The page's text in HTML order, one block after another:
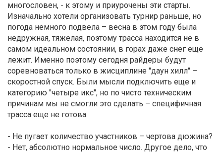
многословен, - к этому и приурочены эти старты.
Изначально хотели организовать турнир раньше, но
погода немного подвела – весна в этом году была
недружная, тяжелая, поэтому трасса находится не в
самом идеальном состоянии, в горах даже снег еще
лежит. Именно поэтому сегодня райдеры будут
соревноваться только в жисциплине "даун хилл" –
скоростной спуск. Были мысли подключить еще и
категорию "четыре икс", но по чисто техническим
причинам мы не смогли это сделать – специфичная
трасса еще не готова.
- Не пугает количество участников – чертова дюжина?
- Нет, абсолютно нормальное число. Другое дело, что